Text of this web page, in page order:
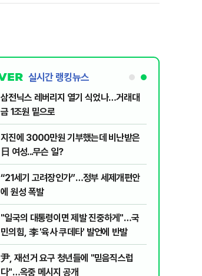
실시간 랭킹뉴스
삼전닉스 레버리지 열기 식었나…거래대
금 1조원 밑으로
지진에 3000만원 기부했는데 비난받은
日 여성...무슨 일?
“21세기 고려장인가”…정부 세제개편안
에 원성 폭발
"일국의 대통령이면 제발 진중하게"…국
민의힘, 李 '육사 쿠데타' 발언에 반발
尹, 재선거 요구 청년들에 "믿음직스럽
다"…옥중 메시지 공개